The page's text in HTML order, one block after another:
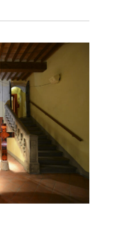
i
g
a
z
i
o
n